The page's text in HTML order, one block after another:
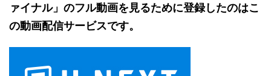
ァイナル」のフル動画を見るために登録したのはこ
の動画配信サービスです。